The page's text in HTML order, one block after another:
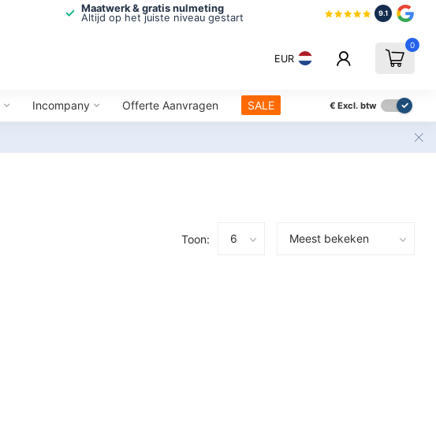
Maatwerk & gratis nulmeting
Altijd op het juiste niveau gestart
9.1
EUR
0
Incompany Offerte Aanvragen SALE € Excl. btw
Toon: